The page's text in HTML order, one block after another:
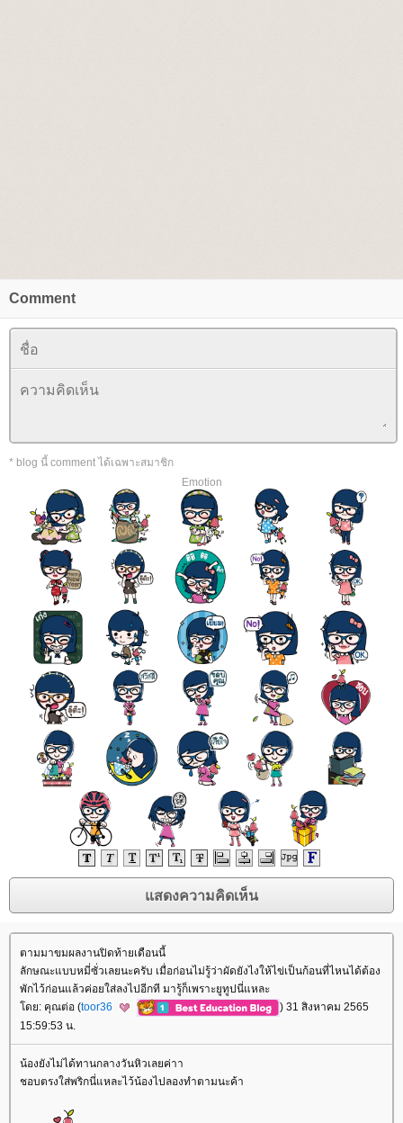
Comment
* blog นี้ comment ได้เฉพาะสมาชิก
Emotion
ตามมาขมผลงานปิดท้ายเดือนนี้
ลักษณะแบบหมี่ซั่วเลยนะครับ เมื่อก่อนไม่รู้ว่าผัดยังไงให้ไข่เป็นก้อนที่ไหนได้ต้อง
พักไว้ก่อนแล้วค่อยใส่ลงไปอีกที มารู้ก็เพราะยูทูปนี่แหละ
ดย: คุณต่อ (toor36
) 31 สิงหาคม 2565
15:59:53 น.
น้องยังไม่ได้ทานกลางวันหิวเลยค่าา
ชอบตรงใส่พริกนี่แหละไว้น้องไปลองทำตามนะค้า